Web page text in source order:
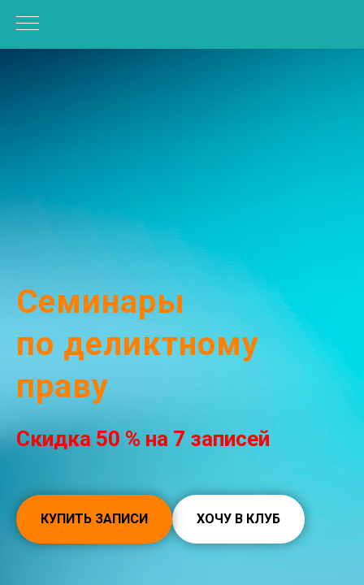
Семинары
по деликтному
праву
Скидка 50 % на 7 записей
КУПИТЬ ЗАПИСИ ХОЧУ В КЛУБ